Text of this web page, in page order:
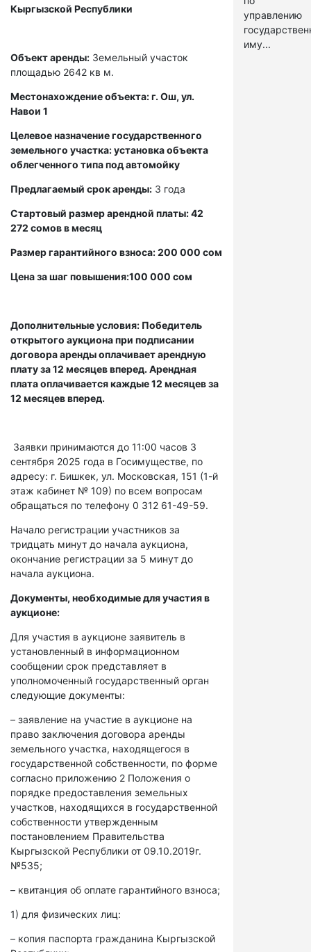
Кыргызской Республики
Объект аренды: Земельный участок
площадью 2642 кв м.
Местонахождение объекта: г. Ош, ул.
Навои 1
Целевое назначение государственного
земельного участка: установка объекта
облегченного типа под автомойку
Предлагаемый срок аренды: 3 года
Стартовый размер арендной платы: 42
272 сомов в месяц
Размер гарантийного взноса: 200 000 сом
Цена за шаг повышения:100 000 сом
Дополнительные условия: Победитель
открытого аукциона при подписании
договора аренды оплачивает арендную
плату за 12 месяцев вперед. Арендная
плата оплачивается каждые 12 месяцев за
12 месяцев вперед.
Заявки принимаются до 11:00 часов 3
сентября 2025 года в Госимуществе, по
адресу: г. Бишкек, ул. Московская, 151 (1-й
этаж кабинет № 109) по всем вопросам
обращаться по телефону 0 312 61-49-59.
Начало регистрации участников за
тридцать минут до начала аукциона,
окончание регистрации за 5 минут до
начала аукциона.
Документы, необходимые для участия в
аукционе:
Для участия в аукционе заявитель в
установленный в информационном
сообщении срок представляет в
уполномоченный государственный орган
следующие документы:
– заявление на участие в аукционе на
право заключения договора аренды
земельного участка, находящегося в
государственной собственности, по форме
согласно приложению 2 Положения о
порядке предоставления земельных
участков, находящихся в государственной
собственности утвержденным
постановлением Правительства
Кыргызской Республики от 09.10.2019г.
№535;
– квитанция об оплате гарантийного взноса;
1) для физических лиц:
– копия паспорта гражданина Кыргызской
управлению
иму...